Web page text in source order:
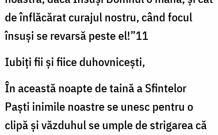
de înflăcărat curajul nostru, când focul
însuşi se revarsă peste el!”11
Iubiţi fii şi fiice duhovniceşti,
În această noapte de taină a Sfintelor
Paşti inimile noastre se unesc pentru o
clipă şi văzduhul se umple de strigarea că